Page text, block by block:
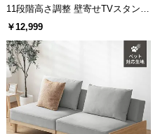
11段階高さ調整 壁寄せTVスタンド
キャスター付き 上下左右角度調節
￥12,999